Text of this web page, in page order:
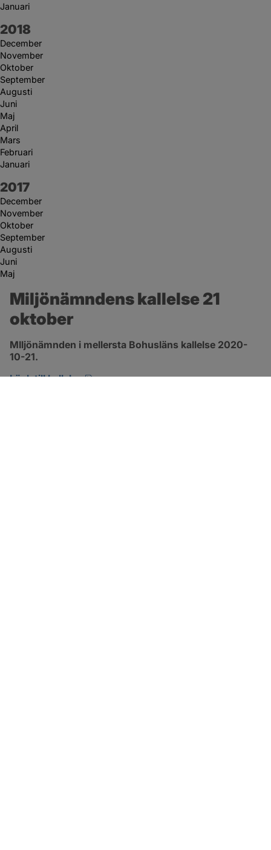
Januari
År:
2018
December
November
Oktober
September
Augusti
Juni
Maj
April
Mars
Februari
Januari
År:
2017
December
November
Oktober
September
Augusti
Juni
Maj
Miljönämndens kallelse 21
oktober
MIljönämnden i mellersta Bohusläns kallelse 2020-
10-21.
Länk till kallelse
pdf, öppnas i nytt fönster.